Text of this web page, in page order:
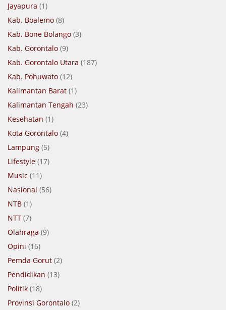
Jayapura (1)
Kab. Boalemo (8)
Kab. Bone Bolango (3)
Kab. Gorontalo (9)
Kab. Gorontalo Utara (187)
Kab. Pohuwato (12)
Kalimantan Barat (1)
Kalimantan Tengah (23)
Kesehatan (1)
Kota Gorontalo (4)
Lampung (5)
Lifestyle (17)
Music (11)
Nasional (56)
NTB (1)
NTT (7)
Olahraga (9)
Opini (16)
Pemda Gorut (2)
Pendidikan (13)
Politik (18)
Provinsi Gorontalo (2)